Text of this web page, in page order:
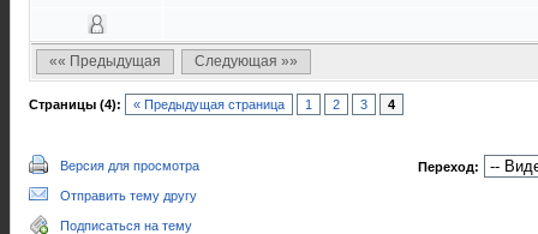
«« Предыдущая Следующая »»
Страницы (4): « Предыдущая страница 1 2 3 4
Версия для просмотра
Отправить тему другу
Подписаться на тему
Переход: